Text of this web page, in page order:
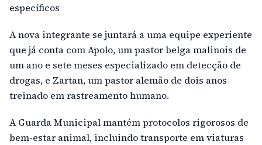
específicos
A nova integrante se juntará a uma equipe experiente
que já conta com Apolo, um pastor belga malinois de
um ano e sete meses especializado em detecção de
drogas, e Zartan, um pastor alemão de dois anos
treinado em rastreamento humano.
A Guarda Municipal mantém protocolos rigorosos de
bem-estar animal, incluindo transporte em viaturas